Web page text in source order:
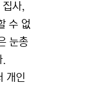
집사,
수 없
눈총
.
개인